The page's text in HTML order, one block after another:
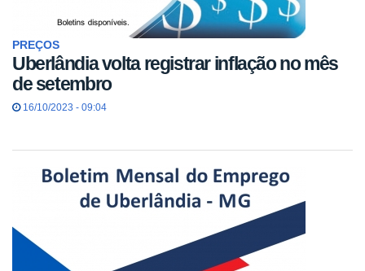
PREÇOS
Uberlândia volta registrar inflação no mês
de setembro
16/10/2023 - 09:04